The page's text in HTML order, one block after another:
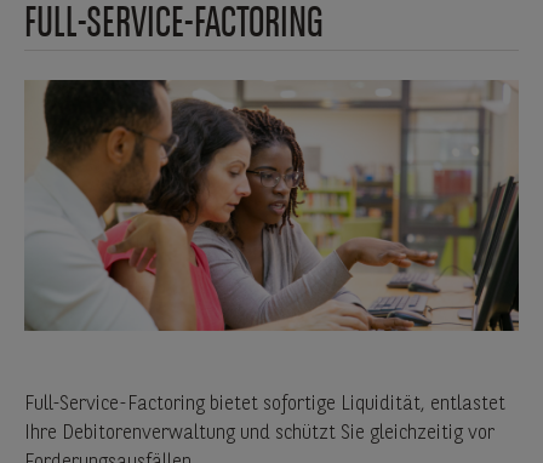
FULL-SERVICE-FACTORING
Full-Service-Factoring bietet sofortige Liquidität, entlastet
Ihre Debitorenverwaltung und schützt Sie gleichzeitig vor